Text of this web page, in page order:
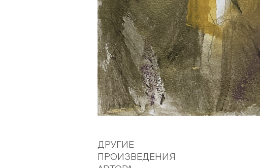
ДРУГИЕ
ПРОИЗВЕДЕНИЯ